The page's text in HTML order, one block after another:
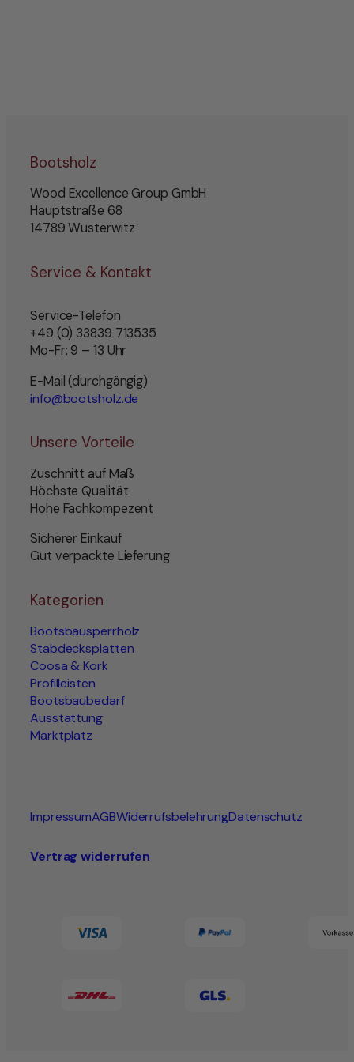
Bootsholz
Wood Excellence Group GmbH
Hauptstraße 68
14789 Wusterwitz
Service & Kontakt
Service-Telefon
+49 (0) 33839 713535
Mo-Fr: 9 – 13 Uhr
E-Mail (durchgängig)
info@bootsholz.de
Unsere Vorteile
Zuschnitt auf Maß
Höchste Qualität
Hohe Fachkompezent
Sicherer Einkauf
Gut verpackte Lieferung
Kategorien
Bootsbausperrholz
Stabdecksplatten
Coosa & Kork
Profilleisten
Bootsbaubedarf
Ausstattung
Marktplatz
ImpressumAGBWiderrufsbelehrungDatenschutz
Vertrag widerrufen